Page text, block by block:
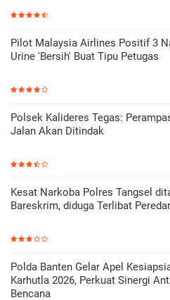
Pilot Malaysia Airlines Positif 3
Urine 'Bersih' Buat Tipu Petugas
Polsek Kalideres Tegas:
Jalan Akan Ditindak
Kesat Narkoba Polres Tangsel
Bareskrim, diduga Terlibat
Polda Banten Gelar Apel
Karhutla 2026, Perkuat Sinergi
Bencana